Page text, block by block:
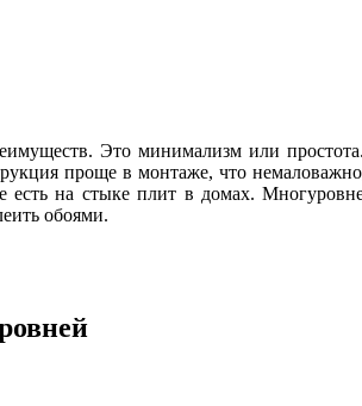
Это минимализм или
проще в монтаже, что
на стыке плит в домах.
обоями.